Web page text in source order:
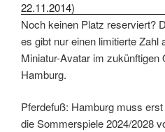
Noch keinen Platz reserviert?
es gibt nur einen limitierte Zahl
Miniatur-Avatar im zukünftigen
Hamburg.
Pferdefuß: Hamburg muss
die Sommerspiele 2024/2028